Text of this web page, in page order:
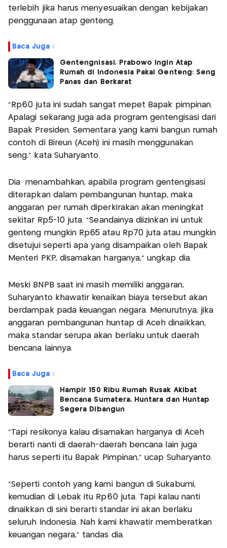
terlebih jika harus menyesuaikan dengan kebijakan
penggunaan atap genteng.
Baca Juga :
Gentengnisasi, Prabowo Ingin Atap
Rumah di Indonesia Pakai Genteng: Seng
Panas dan Berkarat
"Rp60 juta ini sudah sangat mepet Bapak pimpinan.
Apalagi sekarang juga ada program gentengisasi dari
Bapak Presiden. Sementara yang kami bangun rumah
contoh di Bireun (Aceh) ini masih menggunakan
seng," kata Suharyanto.
Dia menambahkan, apabila program gentengisasi
diterapkan dalam pembangunan huntap, maka
anggaran per rumah diperkirakan akan meningkat
sekitar Rp5-10 juta. "Seandainya diizinkan ini untuk
genteng mungkin Rp65 atau Rp70 juta atau mungkin
disetujui seperti apa yang disampaikan oleh Bapak
Menteri PKP, disamakan harganya," ungkap dia.
Meski BNPB saat ini masih memiliki anggaran,
Suharyanto khawatir kenaikan biaya tersebut akan
berdampak pada keuangan negara. Menurutnya, jika
anggaran pembangunan huntap di Aceh dinaikkan,
maka standar serupa akan berlaku untuk daerah
bencana lainnya.
Baca Juga :
Hampir 150 Ribu Rumah Rusak Akibat
Bencana Sumatera, Huntara dan Huntap
Segera Dibangun
"Tapi resikonya kalau disamakan harganya di Aceh
berarti nanti di daerah-daerah bencana lain juga
harus seperti itu Bapak Pimpinan," ucap Suharyanto.
"Seperti contoh yang kami bangun di Sukabumi,
kemudian di Lebak itu Rp60 juta. Tapi kalau nanti
dinaikkan di sini berarti standar ini akan berlaku
seluruh Indonesia. Nah kami khawatir memberatkan
keuangan negara," tandas dia.